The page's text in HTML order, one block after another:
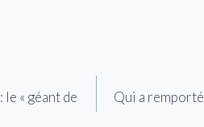
« géant de
Qui a